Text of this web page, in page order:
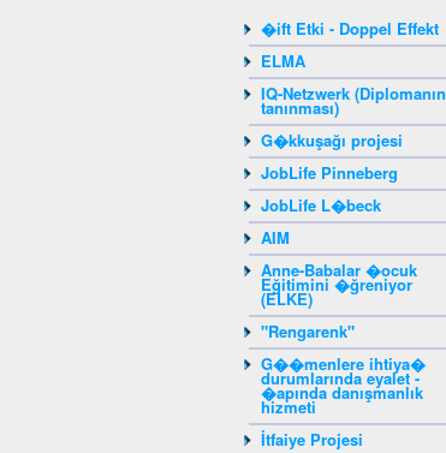
�ift Etki - Doppel Effekt
ELMA
IQ-Netzwerk (Diplomanın
tanınması)
G�kkuşağı projesi
JobLife Pinneberg
JobLife L�beck
AIM
Anne-Babalar �ocuk
Eğitimini �ğreniyor
(ELKE)
"Rengarenk"
G��menlere ihtiya�
durumlarında eyalet -
�apında danışmanlık
hizmeti
İtfaiye Projesi